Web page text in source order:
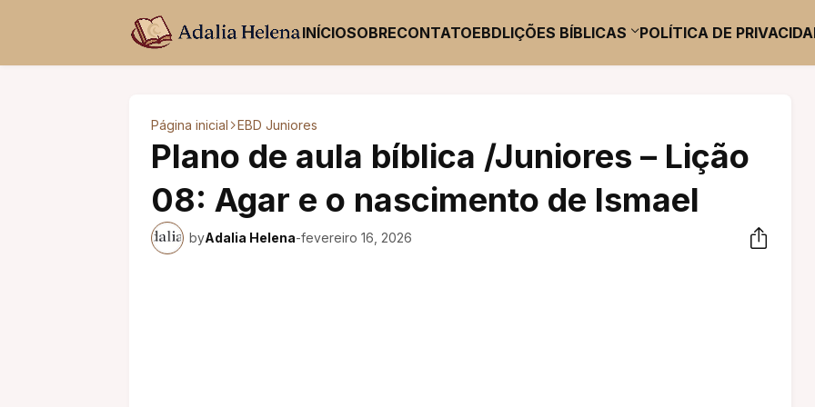
INÍCIOSOBRECONTATOEBDLIÇÕES BÍBLICAS POLÍTICA DE
Página inicial EBD Juniores
Plano de aula bíblica /Juniores – Lição
08: Agar e o nascimento de Ismael
byAdalia Helena-fevereiro 16, 2026